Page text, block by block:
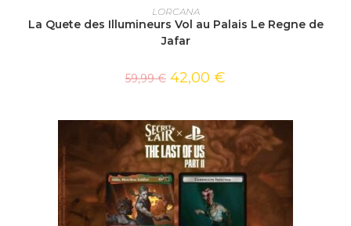
AJOUTER AU PANIER
LORCANA
La Quete des Illumineurs Vol au Palais Le Regne de
Jafar
59,99€ 42,00 €